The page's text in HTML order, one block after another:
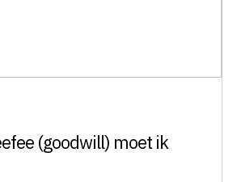
(goodwill) moet ik